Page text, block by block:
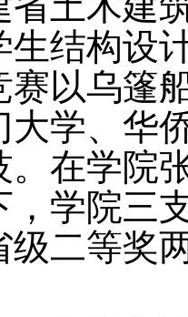
生结构设
赛以乌篷
大学、华
。在学院
，学院三
级二等奖